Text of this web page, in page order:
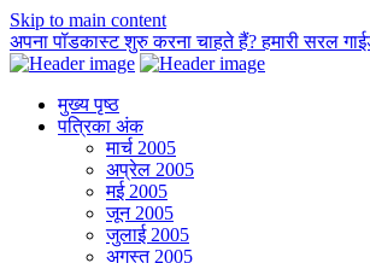
Skip to main content
अपना पॉडकास्ट शुरु करना चाहते हैं? हमारी सरल
मुख्य पृष्ठ
पत्रिका अंक
मार्च 2005
अप्रेल 2005
मई 2005
जून 2005
जुलाई 2005
अगस्त 2005